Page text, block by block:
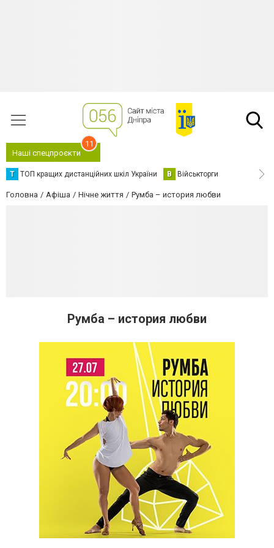
Наші спецпроєкти
11
Т ТОП кращих дистанційних шкіл України В Військторги
Головна Афіша Нічне життя Румба – история любви
Румба – история любви